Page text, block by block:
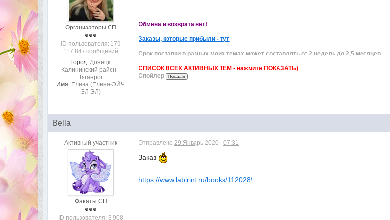
Организаторы СП
ID пользователя: 179
117 847 сообщений
Город: Донецк,
Калининский район -
Таганрог
Имя: Елена (Елена-ЭЙЧ
ЭЛ ЭЛ)
Обмена и возврата нет!
Заказы, которые прибыли - тут
Срок поставки в разных моих темах может составлять от 2 недель до 2,5 месяцев
СПИСОК ВСЕХ АКТИВНЫХ ТЕМ - нажмите ПОКАЗАТЬ)
Спойлер
Bella
Активный участник
Фанаты СП
ID пользователя: 3 908
Отправлено29 Январь 2020 - 07:31
Заказ
https://www.labirint.ru/books/112028/